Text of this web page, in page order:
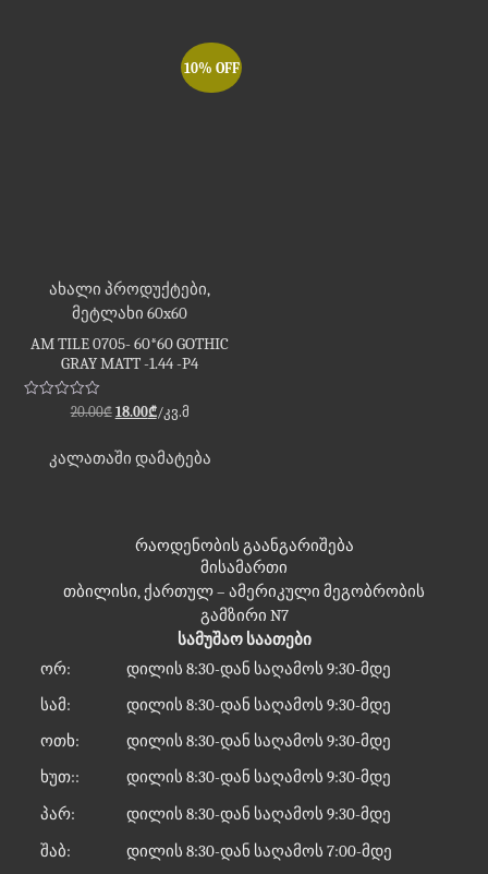
10% OFF
ახალი პროდუქტები,
მეტლახი 60x60
AM TILE 0705- 60*60 GOTHIC
GRAY MATT -1.44 -P4
შეფასება
დან
20.00₾ Original
was:
20.00₾.
18.00₾Current
is:
18.00₾.
/კვ.მ
კალათაში დამატება
რაოდენობის გაანგარიშება
მისამართი
თბილისი, ქართულ – ამერიკული მეგობრობის
გამზირი N7
სამუშაო საათები
ორ:
დილის 8:30-დან საღამოს 9:30-მდე
სამ:
დილის 8:30-დან საღამოს 9:30-მდე
ოთხ:
დილის 8:30-დან საღამოს 9:30-მდე
ხუთ::
დილის 8:30-დან საღამოს 9:30-მდე
პარ:
დილის 8:30-დან საღამოს 9:30-მდე
შაბ:
დილის 8:30-დან საღამოს 7:00-მდე